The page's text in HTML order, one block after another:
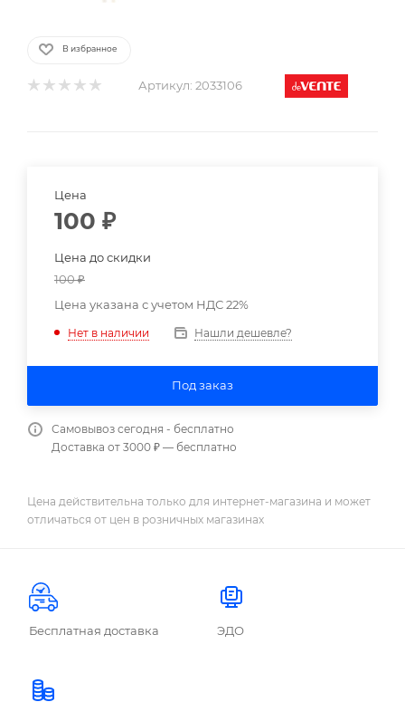
В избранное
Артикул: 2033106
Цена
100 ₽
Цена до скидки
100₽
Цена указана с учетом НДС 22%
Нет в наличии Нашли дешевле?
Под заказ
Самовывоз сегодня - бесплатно
Доставка от 3000 ₽ — бесплатно
Цена действительна только для интернет-магазина и может
отличаться от цен в розничных магазинах
Бесплатная доставка ЭДО